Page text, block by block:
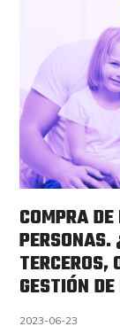
COMPRA
TERCEROS,
GESTIÓN
2023-06-23